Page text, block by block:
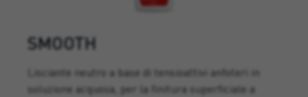
SMOOTH
Lisciante neutro a base di tensioattivi anfoteri in
soluzione acquosa, per la finitura superficiale a